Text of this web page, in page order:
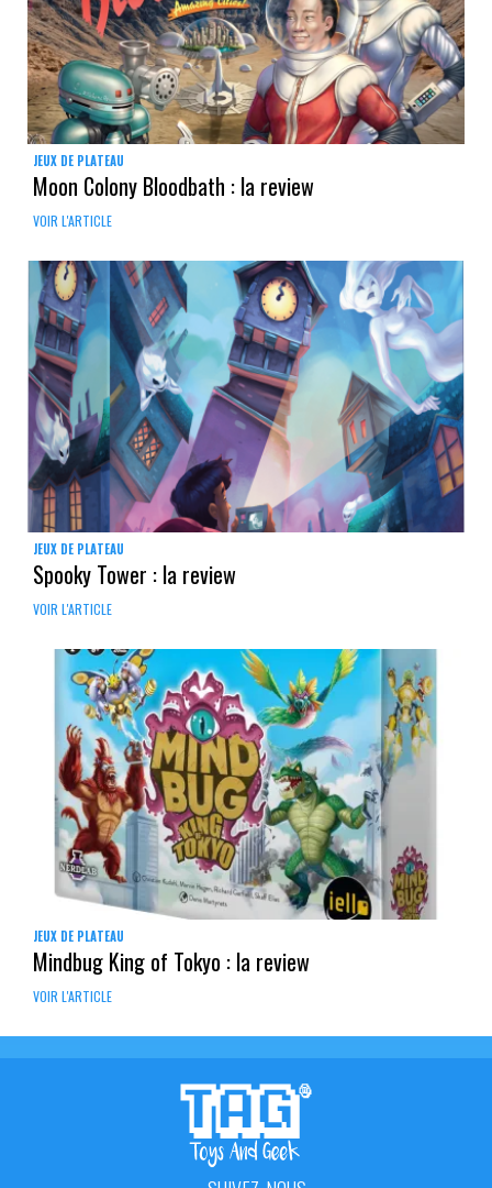
JEUX DE PLATEAU
Moon Colony Bloodbath : la review
VOIR L'ARTICLE
JEUX DE PLATEAU
Spooky Tower : la review
VOIR L'ARTICLE
JEUX DE PLATEAU
Mindbug King of Tokyo : la review
VOIR L'ARTICLE